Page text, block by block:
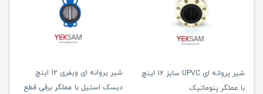
شیر پروانه ای UPVC سایز 12 اینچ
با عملگر پنوماتیک
شیر پروانه ای ویفری 12 اینچ
دیسک استیل با عملگر برقی قطع